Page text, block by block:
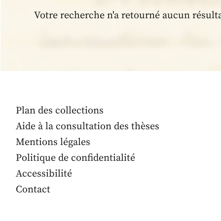
Votre recherche n'a retourné aucun
Plan des collections
Aide à la consultation des thèses
Mentions légales
Politique de confidentialité
Accessibilité
Contact